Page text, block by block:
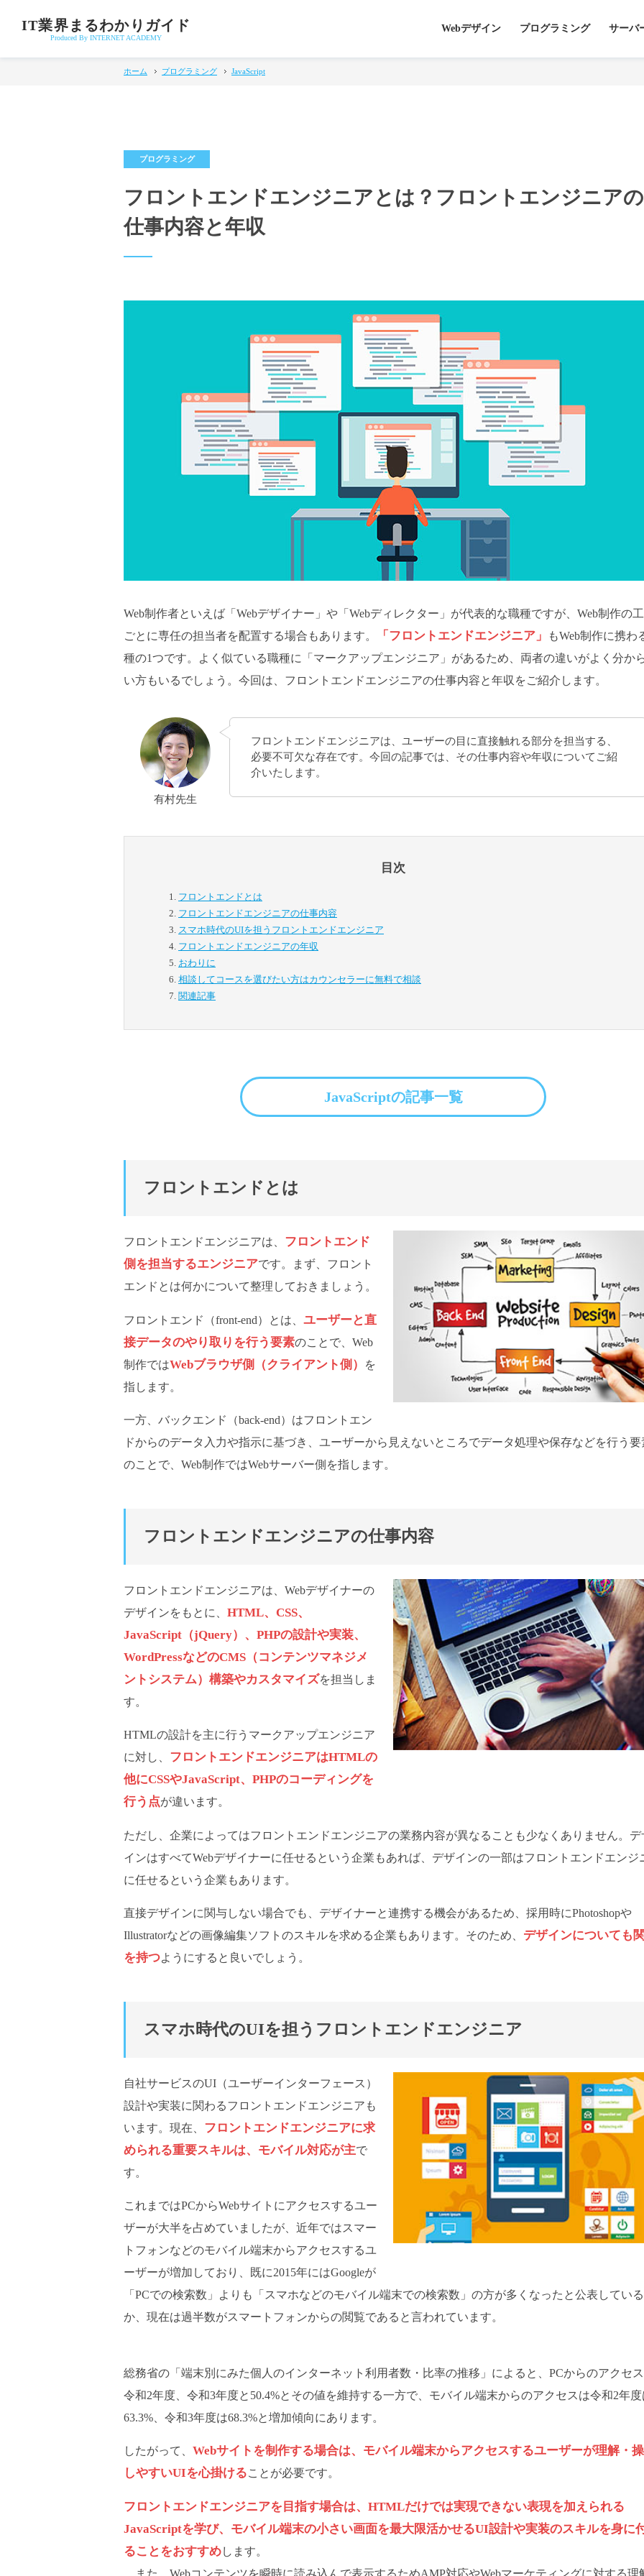
IT業界まるわかりガイド
Produced By INTERNET ACADEMY
Webデザイン プログラミング サーバ
ホーム プログラミング JavaScript
フロントエンドエンジニアとは？フロントエンジニアの
仕事内容と年収
Web制作者といえば「Webデザイナー」や「Webディレクター」が代表的な職種ですが、Web制作の
ごとに専任の担当者を配置する場合もあります。
「フロントエンドエンジニア」
もWeb制作に携わ
種の1つです。よく似ている職種に「マークアップエンジニア」があるため、両者の違いがよく分か
い方もいるでしょう。今回は、フロントエンドエンジニアの仕事内容と年収をご紹介します。
有村先生
フロントエンドエンジニアは、ユーザーの目に直接触れる部分を担当する、
必要不可欠な存在です。今回の記事では、その仕事内容や年収についてご紹
介いたします。
目次
フロントエンドとは
フロントエンドエンジニアの仕事内容
スマホ時代のUIを担うフロントエンドエンジニア
フロントエンドエンジニアの年収
おわりに
相談してコースを選びたい方はカウンセラーに無料で相談
関連記事
JavaScriptの記事一覧
フロントエンドとは
フロントエンドエンジニアは、 フロントエンド
側を担当するエンジニアです。まず、フロント
エンドとは何かについて整理しておきましょう。
フロントエンド（front-end）とは、 ユーザーと直
接データのやり取りを行う要素のことで、Web
制作ではWebブラウザ側（クライアント側）
を
指します。
一方、バックエンド（back-end）はフロントエン
ドからのデータ入力や指示に基づき、ユーザーから見えないところでデータ処理や保存などを行う要
のことで、Web制作ではWebサーバー側を指します。
フロントエンドエンジニアの仕事内容
フロントエンドエンジニアは、Webデザイナーの
デザインをもとに、 HTML、CSS、
JavaScript（jQuery）、PHPの設計や実装、
WordPressなどのCMS（コンテンツマネジメ
ントシステム）構築やカスタマイズを担当しま
す。
HTMLの設計を主に行うマークアップエンジニア
に対し、 フロントエンドエンジニアはHTMLの
他にCSSやJavaScript、PHPのコーディングを
行う点が違います。
ただし、企業によってはフロントエンドエンジニアの業務内容が異なることも少なくありません。デ
インはすべてWebデザイナーに任せるという企業もあれば、デザインの一部はフロントエンドエンジ
に任せるという企業もあります。
直接デザインに関与しない場合でも、デザイナーと連携する機会があるため、採用時にPhotoshopや
Illustratorなどの画像編集ソフトのスキルを求める企業もあります。そのため、 デザインについても
を持つようにすると良いでしょう。
スマホ時代のUIを担うフロントエンドエンジニア
自社サービスのUI（ユーザーインターフェース）
設計や実装に関わるフロントエンドエンジニアも
います。現在、 フロントエンドエンジニアに求
められる重要スキルは、モバイル対応が主で
す。
これまではPCからWebサイトにアクセスするユー
ザーが大半を占めていましたが、近年ではスマー
トフォンなどのモバイル端末からアクセスするユ
ーザーが増加しており、既に2015年にはGoogleが
「PCでの検索数」よりも「スマホなどのモバイル端末での検索数」の方が多くなったと公表してい
か、現在は過半数がスマートフォンからの閲覧であると言われています。
総務省の「端末別にみた個人のインターネット利用者数・比率の推移」によると、PCからのアクセ
令和2年度、令和3年度と50.4%とその値を維持する一方で、モバイル端末からのアクセスは令和2年度
63.3%、令和3年度は68.3%と増加傾向にあります。
したがって、 Webサイトを制作する場合は、モバイル端末からアクセスするユーザーが理解・
しやすいUIを心掛けることが必要です。
フロントエンドエンジニアを目指す場合は、HTMLだけでは実現できない表現を加えられる
JavaScriptを学び、モバイル端末の小さい画面を最大限活かせるUI設計や実装のスキルを身に
ることをおすすめします。
また、Webコンテンツを瞬時に読み込んで表示するためAMP対応やWebマーケティングに対する理